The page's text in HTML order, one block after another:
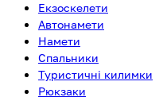
Екзоскелети
Автонамети
Намети
Спальники
Туристичні килимки
Рюкзаки